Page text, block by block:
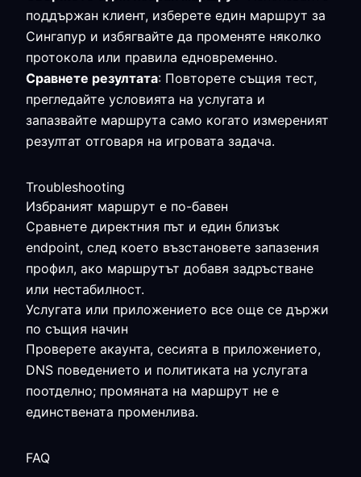
поддържан клиент, изберете един маршрут за
Сингапур и избягвайте да променяте няколко
протокола или правила едновременно.
Сравнете резултата: Повторете същия тест,
прегледайте условията на услугата и
запазвайте маршрута само когато измереният
резултат отговаря на игровата задача.
Troubleshooting
Избраният маршрут е по-бавен
Сравнете директния път и един близък
endpoint, след което възстановете запазения
профил, ако маршрутът добавя задръстване
или нестабилност.
Услугата или приложението все още се държи
по същия начин
Проверете акаунта, сесията в приложението,
DNS поведението и политиката на услугата
поотделно; промяната на маршрут не е
единствената променлива.
FAQ